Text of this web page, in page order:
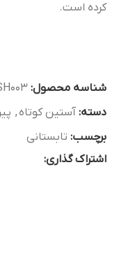
کرده است.
شناسه محصول:
دسته: آستین کوتاه ,
برچسب: تابستانی
اشتراک گذاری: